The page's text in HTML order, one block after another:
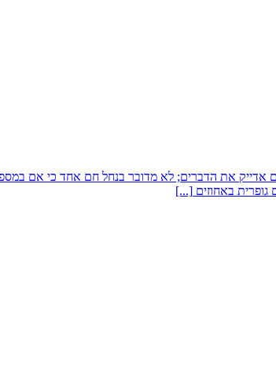
4 משתתפים ומעלה!הנחל החם - הנביעות חמות. אם אדייק את הדברים; לא מדובר בנחל
באחוזים [...]